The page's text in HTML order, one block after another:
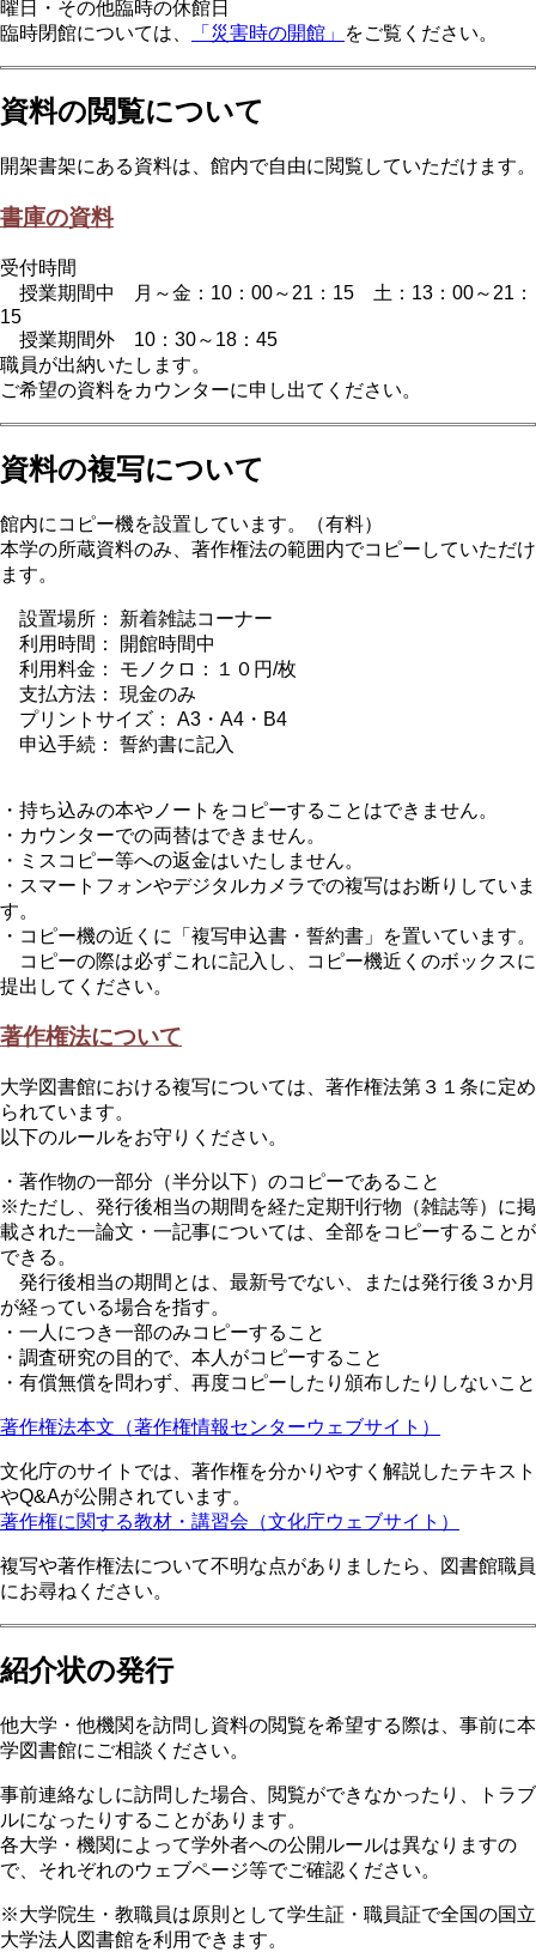
曜日・その他臨時の休館日
臨時閉館については、
「災害時の開館」 をご覧ください。
資料の閲覧について
開架書架にある資料は、館内で自由に閲覧していただけます。
書庫の資料
受付時間
授業期間中 月～金：10：00～21：15 土：13：00～21：
15
授業期間外 10：30～18：45
職員が出納いたします。
ご希望の資料をカウンターに申し出てください。
資料の複写について
館内にコピー機を設置しています。（有料）
本学の所蔵資料のみ、著作権法の範囲内でコピーしていただけ
ます。
設置場所： 新着雑誌コーナー
利用時間： 開館時間中
利用料金： モノクロ：１０円/枚
支払方法： 現金のみ
プリントサイズ： A3・A4・B4
申込手続： 誓約書に記入
・持ち込みの本やノートをコピーすることはできません。
・カウンターでの両替はできません。
・ミスコピー等への返金はいたしません。
・スマートフォンやデジタルカメラでの複写はお断りしていま
す。
・コピー機の近くに「複写申込書・誓約書」を置いています。
コピーの際は必ずこれに記入し、コピー機近くのボックスに
提出してください。
著作権法について
大学図書館における複写については、著作権法第３１条に定め
られています。
以下のルールをお守りください。
・著作物の一部分（半分以下）のコピーであること
※ただし、発行後相当の期間を経た定期刊行物（雑誌等）に掲
載された一論文・一記事については、全部をコピーすることが
できる。
発行後相当の期間とは、最新号でない、または発行後３か月
が経っている場合を指す。
・一人につき一部のみコピーすること
・調査研究の目的で、本人がコピーすること
・有償無償を問わず、再度コピーしたり頒布したりしないこと
著作権法本文（著作権情報センターウェブサイト）
文化庁のサイトでは、著作権を分かりやすく解説したテキスト
やQ&Aが公開されています。
著作権に関する教材・講習会（文化庁ウェブサイト）
複写や著作権法について不明な点がありましたら、図書館職員
にお尋ねください。
紹介状の発行
他大学・他機関を訪問し資料の閲覧を希望する際は、事前に本
学図書館にご相談ください。
事前連絡なしに訪問した場合、閲覧ができなかったり、トラブ
ルになったりすることがあります。
各大学・機関によって学外者への公開ルールは異なりますの
で、それぞれのウェブページ等でご確認ください。
※大学院生・教職員は原則として学生証・職員証で全国の国立
大学法人図書館を利用できます。